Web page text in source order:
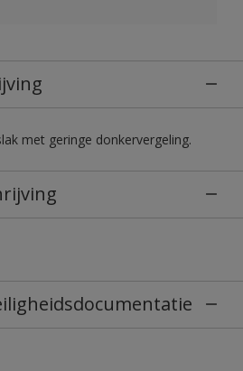
met geringe donkervergeling.